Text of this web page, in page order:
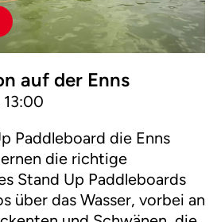
auf der Enns
Paddleboard die Enns
die richtige
Stand Up Paddleboards
über das Wasser, vorbei an